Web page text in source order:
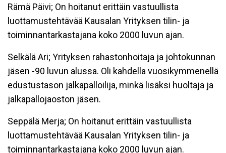
Rämä Päivi; On hoitanut erittäin vastuullista
luottamustehtävää Kausalan Yrityksen tilin- ja
toiminnantarkastajana koko 2000 luvun ajan.
Selkälä Ari; Yrityksen rahastonhoitaja ja johtokunnan
jäsen -90 luvun alussa. Oli kahdella vuosikymmenellä
edustustason jalkapalloilija, minkä lisäksi huoltaja ja
jalkapallojaoston jäsen.
Seppälä Merja; On hoitanut erittäin vastuullista
luottamustehtävää Kausalan Yrityksen tilin- ja
toiminnantarkastajana koko 2000 luvun ajan.